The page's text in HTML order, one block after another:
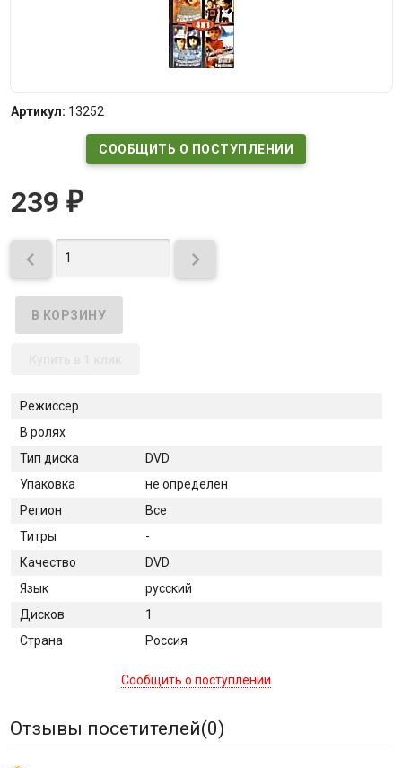
Артикул: 13252
СООБЩИТЬ О ПОСТУПЛЕНИИ
239 ₽
 
Режиссер
В ролях
Тип диска
DVD
Упаковка
не определен
Регион
Все
Титры
-
Качество
DVD
Язык
русский
Дисков
1
Страна
Россия
Сообщить о поступлении
Отзывы посетителей(0)